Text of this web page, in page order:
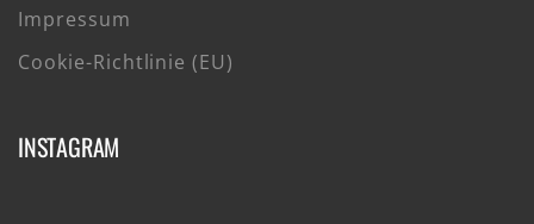
Impressum
Cookie-Richtlinie (EU)
INSTAGRAM